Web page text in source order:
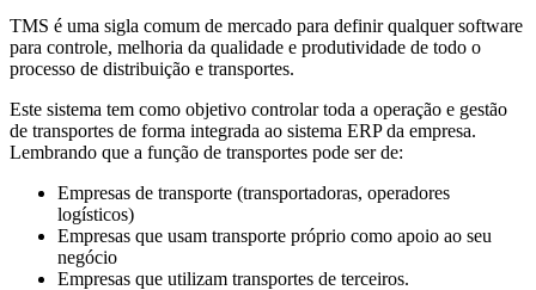
TMS é uma sigla comum de mercado para definir qualquer software
para controle, melhoria da qualidade e produtividade de todo o
processo de distribuição e transportes.
Este sistema tem como objetivo controlar toda a operação e gestão
de transportes de forma integrada ao sistema ERP da empresa.
Lembrando que a função de transportes pode ser de:
Empresas de transporte (transportadoras, operadores
logísticos)
Empresas que usam transporte próprio como apoio ao seu
negócio
Empresas que utilizam transportes de terceiros.